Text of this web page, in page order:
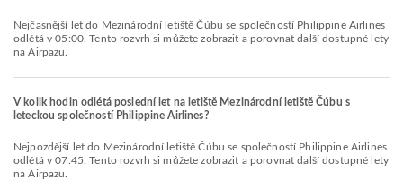
Nejčasnější let do Mezinárodní letiště Čúbu se společností Philippine Airlines
odlétá v 05:00. Tento rozvrh si můžete zobrazit a porovnat další dostupné lety
na Airpazu.
V kolik hodin odlétá poslední let na letiště Mezinárodní letiště Čúbu s
leteckou společností Philippine Airlines?
Nejpozdější let do Mezinárodní letiště Čúbu se společností Philippine Airlines
odlétá v 07:45. Tento rozvrh si můžete zobrazit a porovnat další dostupné lety
na Airpazu.